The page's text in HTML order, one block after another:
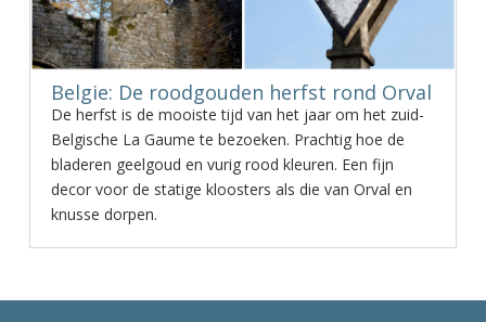
Belgie: De roodgouden herfst rond Orval
De herfst is de mooiste tijd van het jaar om het zuid-
Belgische La Gaume te bezoeken. Prachtig hoe de
bladeren geelgoud en vurig rood kleuren. Een fijn
decor voor de statige kloosters als die van Orval en
knusse dorpen.